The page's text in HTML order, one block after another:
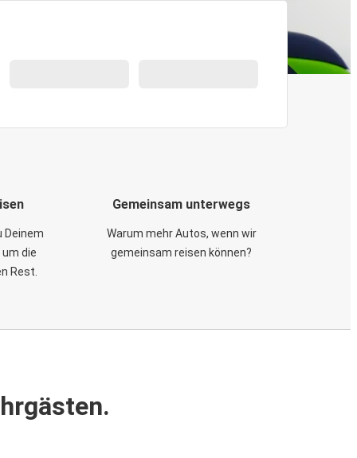
Deinem
die
Rest.
Gemeinsam unterwegs
Warum mehr Autos, wenn wir
gemeinsam reisen können?